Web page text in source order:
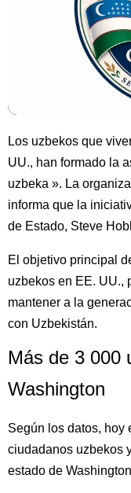
Los uzbekos que
UU., han formado la
uzbeka ». La
informa que la
de Estado, Steve
El objetivo principal
uzbekos en EE. UU.,
mantener a la
con Uzbekistán.
Más de 3 000
Washington
Según los datos, hoy
ciudadanos uzbekos
estado de